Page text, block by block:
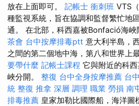
放在上面即可。 記帳士 衝刺班 VTS
種監視系統，旨在協調和監督繁忙地
通。 在北部，科西嘉被Bonfació海峽
茶會 台中按摩排毒ptt 意大利半島，
之間的第二個地中海，第八和世界上
要帶什麼 記帳士課程 它與附近的科
峽分開。 整復 台中全身按摩推薦 台
統 整復 推拿 深層 調理 職業 勞損 南
排毒推薦 皇家加勒比國際船，海洋圖